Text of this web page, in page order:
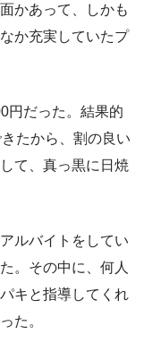
かあって、しかも
か充実していたプ
円だった。結果的
たから、割の良い
て、真っ黒に日焼
ルバイトをしてい
。その中に、何人
キと指導してくれ
た。